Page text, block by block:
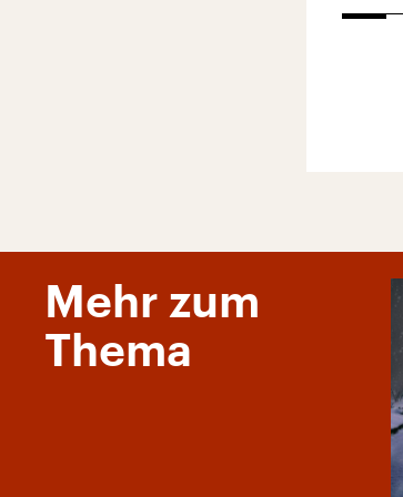
Mehr zum
Thema